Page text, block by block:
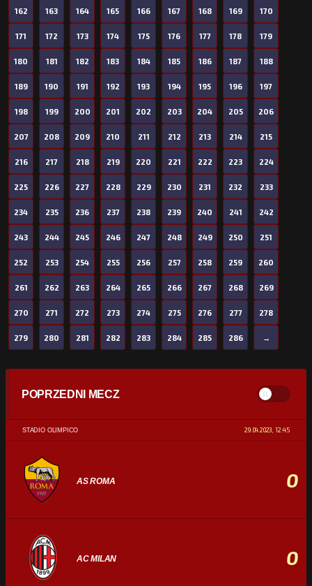
162 163 164 165 166 167 168 169 170
171 172 173 174 175 176 177 178 179
180 181 182 183 184 185 186 187 188
189 190 191 192 193 194 195 196 197
198 199 200 201 202 203 204 205 206
207 208 209 210 211 212 213 214 215
216 217 218 219 220 221 222 223 224
225 226 227 228 229 230 231 232 233
234 235 236 237 238 239 240 241 242
243 244 245 246 247 248 249 250 251
252 253 254 255 256 257 258 259 260
261 262 263 264 265 266 267 268 269
270 271 272 273 274 275 276 277 278
279 280 281 282 283 284 285 286 →
POPRZEDNI MECZ
STADIO OLIMPICO 29.04.2023, 12:45
AS ROMA 0
AC MILAN 0